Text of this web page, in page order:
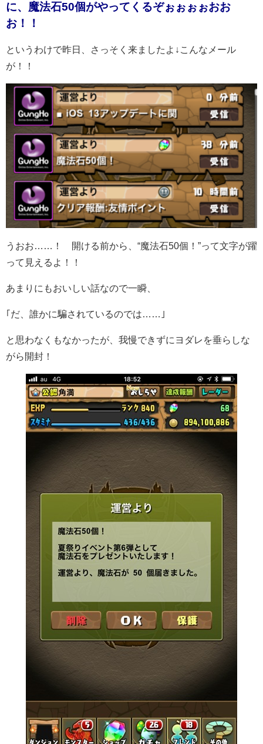
に、魔法石50個がやってくるぞぉぉぉぉおお
お！！
というわけで昨日、さっそく来ましたよ↓こんなメール
が！！
うおお……！ 開ける前から、“魔法石50個！”って文字が躍
って見えるよ！！
あまりにもおいしい話なので一瞬、
｢だ、誰かに騙されているのでは……｣
と思わなくもなかったが、我慢できずにヨダレを垂らしな
がら開封！